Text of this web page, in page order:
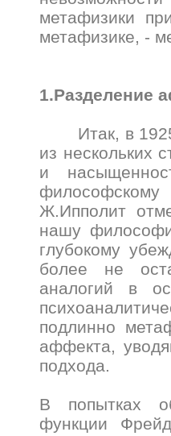
метафизики
метафизике, -
1.Разделение
Итак, в
из нескольких
и
философскому
Ж.Ипполит
нашу
глубокому
более не
аналогий в
подлинно
аффекта,
подхода.
В попытках
функции